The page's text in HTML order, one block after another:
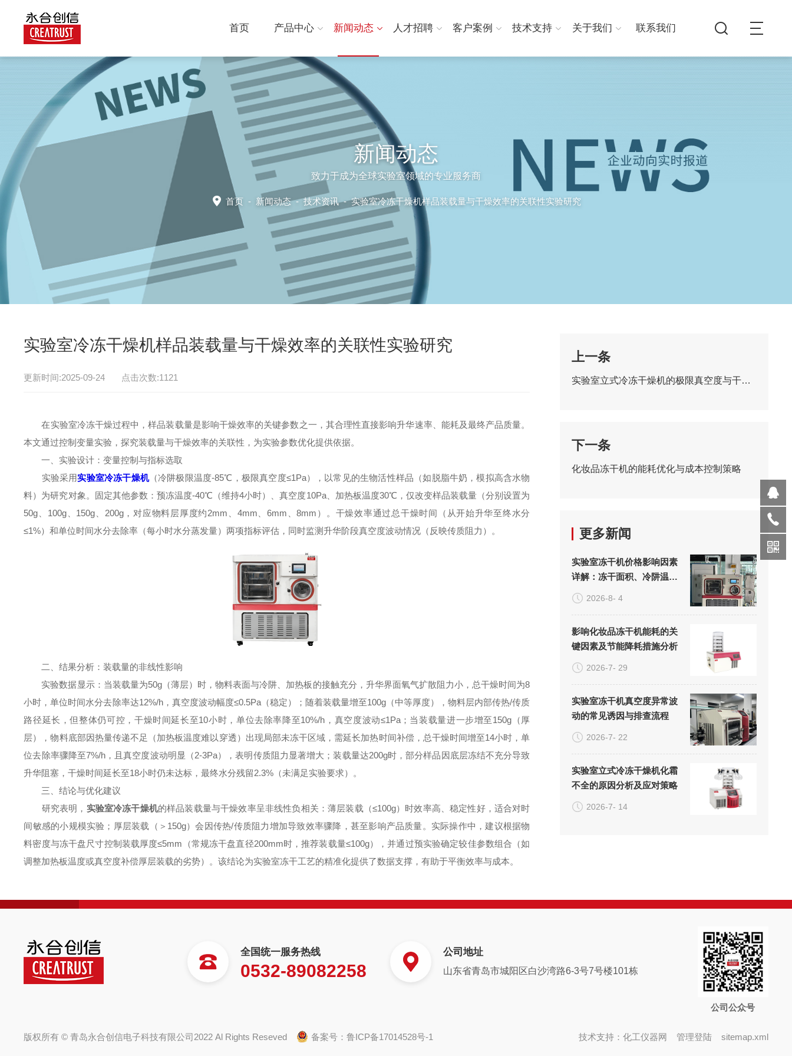
首页 产品中心 新闻动态 人才招聘 客户案例 技术支持 关于我们 联系我们
新闻动态
致力于成为全球实验室领域的专业服务商
首页 - 新闻动态-技术资讯 -实验室冷冻干燥机样品装载量与干燥效率的关联性实验研究
实验室冷冻干燥机样品装载量与干燥效率的关联性实验研究
更新时间:2025-09-24 点击次数:1121
在实验室冷冻干燥过程中，样品装载量是影响干燥效率的关键参数之一，其合理性直接影响升华速率、能耗及最终产品质量。
本文通过控制变量实验，探究装载量与干燥效率的关联性，为实验参数优化提供依据。
一、实验设计：变量控制与指标选取
实验采用实验室冷冻干燥机（冷阱极限温度-85℃，极限真空度≤1Pa），以常见的生物活性样品（如脱脂牛奶，模拟高含水物
料）为研究对象。固定其他参数：预冻温度-40℃（维持4小时）、真空度10Pa、加热板温度30℃，仅改变样品装载量（分别设置为
50g、100g、150g、200g，对应物料层厚度约2mm、4mm、6mm、8mm）。干燥效率通过总干燥时间（从开始升华至终水分
≤1%）和单位时间水分去除率（每小时水分蒸发量）两项指标评估，同时监测升华阶段真空度波动情况（反映传质阻力）。
二、结果分析：装载量的非线性影响
实验数据显示：当装载量为50g（薄层）时，物料表面与冷阱、加热板的接触充分，升华界面氧气扩散阻力小，总干燥时间为8
小时，单位时间水分去除率达12%/h，真空度波动幅度≤0.5Pa（稳定）；随着装载量增至100g（中等厚度），物料层内部传热/传质
路径延长，但整体仍可控，干燥时间延长至10小时，单位去除率降至10%/h，真空度波动≤1Pa；当装载量进一步增至150g（厚
层），物料底部因热量传递不足（加热板温度难以穿透）出现局部未冻干区域，需延长加热时间补偿，总干燥时间增至14小时，单
位去除率骤降至7%/h，且真空度波动明显（2-3Pa），表明传质阻力显著增大；装载量达200g时，部分样品因底层冻结不充分导致
升华阻塞，干燥时间延长至18小时仍未达标，最终水分残留2.3%（未满足实验要求）。
三、结论与优化建议
研究表明， 实验室冷冻干燥机的样品装载量与干燥效率呈非线性负相关：薄层装载（≤100g）时效率高、稳定性好，适合对时
间敏感的小规模实验；厚层装载（＞150g）会因传热/传质阻力增加导致效率骤降，甚至影响产品质量。实际操作中，建议根据物
料密度与冻干盘尺寸控制装载厚度≤5mm（常规冻干盘直径200mm时，推荐装载量≤100g），并通过预实验确定较佳参数组合（如
调整加热板温度或真空度补偿厚层装载的劣势）。该结论为实验室冻干工艺的精准化提供了数据支撑，有助于平衡效率与成本。
上一条
实验室立式冷冻干燥机的极限真空度与干燥效率关系研究​
下一条
化妆品冻干机的能耗优化与成本控制策略
更多新闻
实验室冻干机价格影响因素
详解：冻干面积、冷阱温度
与真空系统的成本构成
2026-8- 4
影响化妆品冻干机能耗的关
键因素及节能降耗措施分析
2026-7- 29
实验室冻干机真空度异常波
动的常见诱因与排查流程
2026-7- 22
实验室立式冷冻干燥机化霜
不全的原因分析及应对策略
2026-7- 14
全国统一服务热线
0532-89082258
公司地址
山东省青岛市城阳区白沙湾路6-3号7号楼101栋
公司公众号
版权所有 © 青岛永合创信电子科技有限公司2022 Al Rights Reseved 备案号：鲁ICP备17014528号-1 技术支持： 化工仪器网 管理登陆 sitemap.xml